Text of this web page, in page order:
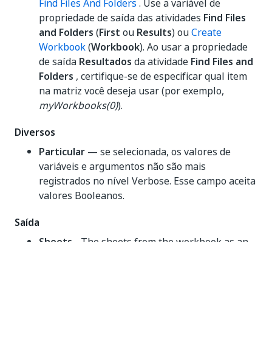
Find Files And Folders . Use a variável de
propriedade de saída das atividades Find Files
and Folders (First ou Results) ouCreate
Workbook(Workbook). Ao usar a propriedade
de saída Resultados da atividade Find Files and
Folders , certifique-se de especificar qual item
na matriz você deseja usar (por exemplo,
myWorkbooks(0)).
Diversos
Particular — se selecionada, os valores de
variáveis e argumentos não são mais
registrados no nível Verbose. Esse campo aceita
valores Booleanos.
Saída
Sheets - The sheets from the workbook as an